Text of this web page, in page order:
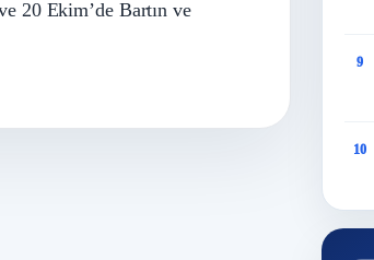
20 Ekim’de Bartın ve
9
10